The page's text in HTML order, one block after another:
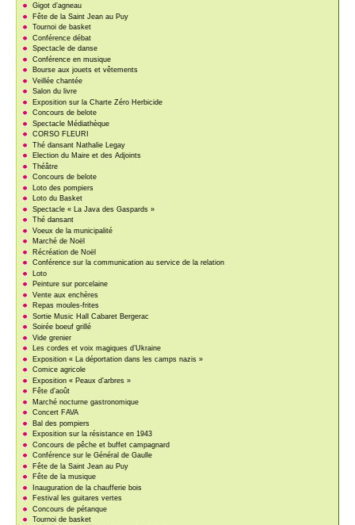
Gigot d’agneau
Fête de la Saint Jean au Puy
Tournoi de basket
Conférence débat
Spectacle de danse
Conférence en musique
Bourse aux jouets et vêtements
Veillée chantée
Salon du livre
Exposition sur la Charte Zéro Herbicide
Concours de belote
Spectacle Médiathèque
CORSO FLEURI
Thé dansant Nathalie Legay
Election du Maire et des Adjoints
Théâtre
Concours de belote
Loto des pompiers
Loto du Basket
Spectacle « La Java des Gaspards »
Thé dansant
Voeux de la municipalité
Marché de Noël
Récréation de Noël
Conférence sur la communication au service de la relation
Loto
Peinture sur porcelaine
Vente aux enchères
Repas moules-frites
Sortie Music Hall Cabaret Bergerac
Soirée boeuf grillé
Vide grenier
Les cordes et voix magiques d’Ukraine
Exposition « La déportation dans les camps nazis »
Comice agricole
Exposition « Peaux d’arbres »
Fête d’août
Marché nocturne gastronomique
Concert FAVA
Bal des pompiers
Exposition sur la résistance en 1943
Concours de pêche et buffet campagnard
Conférence sur le Général de Gaulle
Fête de la Saint Jean au Puy
Fête de la musique
Inauguration de la chaufferie bois
Festival les guitares vertes
Concours de pétanque
Tournoi de basket